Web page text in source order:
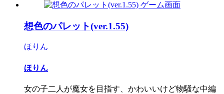
想色のパレット(ver.1.55)
ほりん
ほりん
女の子二人が魔女を目指す、かわいいけど物騒な中編